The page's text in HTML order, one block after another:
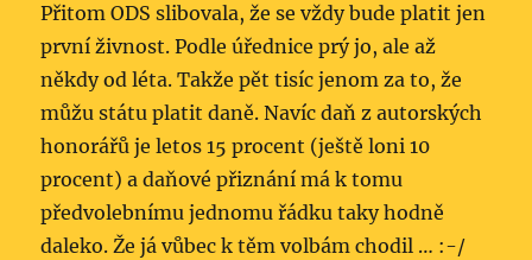
Přitom ODS slibovala, že se vždy bude platit jen
první živnost. Podle úřednice prý jo, ale až
někdy od léta. Takže pět tisíc jenom za to, že
můžu státu platit daně. Navíc daň z autorských
honorářů je letos 15 procent (ještě loni 10
procent) a daňové přiznání má k tomu
předvolebnímu jednomu řádku taky hodně
daleko. Že já vůbec k těm volbám chodil … :-/